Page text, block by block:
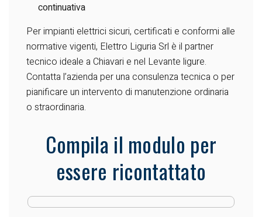
continuativa
Per impianti elettrici sicuri, certificati e conformi alle
normative vigenti, Elettro Liguria Srl è il partner
tecnico ideale a Chiavari e nel Levante ligure.
Contatta l’azienda per una consulenza tecnica o per
pianificare un intervento di manutenzione ordinaria
o straordinaria.
Compila il modulo per
essere ricontattato